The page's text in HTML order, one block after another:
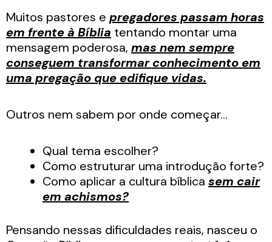
Muitos pastores e pregadores passam horas
em frente à Bíblia tentando montar uma
mensagem poderosa, mas nem sempre
conseguem transformar conhecimento em
uma pregação que edifique vidas.
Outros nem sabem por onde começar…
Qual tema escolher?
Como estruturar uma introdução forte?
Como aplicar a cultura bíblica sem cair
em achismos?
Pensando nessas dificuldades reais, nasceu o